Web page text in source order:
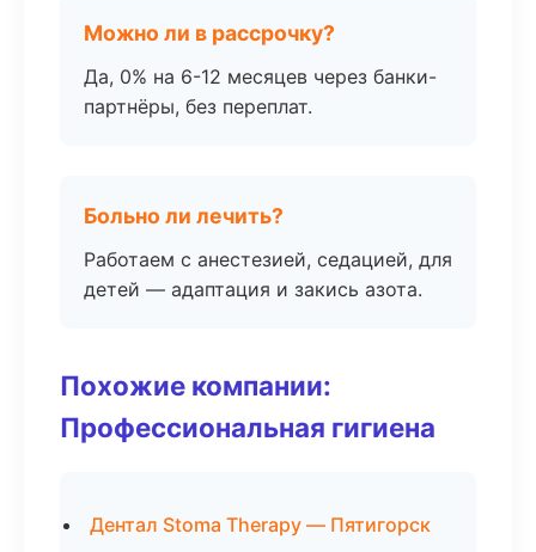
Можно ли в рассрочку?
Да, 0% на 6-12 месяцев через банки-
партнёры, без переплат.
Больно ли лечить?
Работаем с анестезией, седацией, для
детей — адаптация и закись азота.
Похожие компании:
Профессиональная гигиена
Дентал Stoma Therapy — Пятигорск